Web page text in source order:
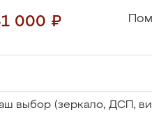
000 ₽
выбор (зеркало, ДСП,